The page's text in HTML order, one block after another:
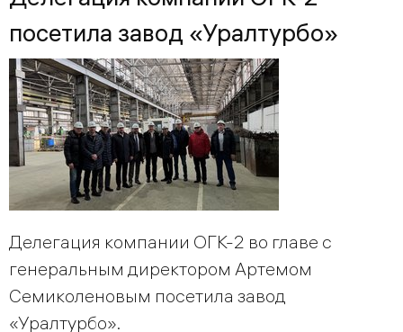
посетила завод «Уралтурбо»
Делегация компании ОГК-2 во главе с
генеральным директором Артемом
Семиколеновым посетила завод
«Уралтурбо».